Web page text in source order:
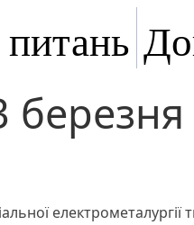
електрометалургії